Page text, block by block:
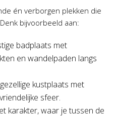
én verborgen plekken die
bijvoorbeeld aan:
badplaats met
en wandelpaden langs
kustplaats met
sfeer.
karakter, waar je tussen de